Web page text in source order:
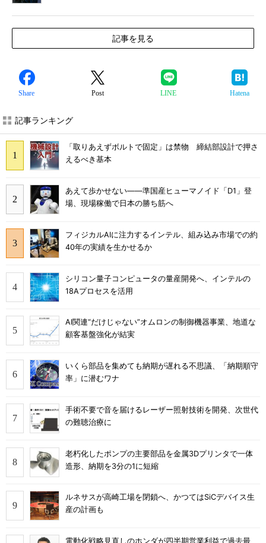
記事を見る
Share Post LINE Hatena
記事ランキング
「取りあえずボルトで固定」は禁物 締結部設計で押さ
えるべき基本
あえて歩かせない――準国産ヒューマノイド「D1」登
場、現場稼働で日本の勝ち筋へ
フィジカルAIに注力するインテル、組み込み市場での約
40年の実績を生かせるか
シリコン量子コンピュータの量産開発へ、インテルの
18Aプロセスを活用
AI関連“だけじゃない”オムロンの制御機器事業、地道な
顧客基盤強化が結実
いくら部品を集めても納期が遅れる不思議、「納期順守
率」に潜むワナ
手術不要で音を届けるレーザー照射技術を開発、次世代
の難聴治療に
老朽化したポンプの主要部品を金属3Dプリンタで一体
造形、納期を3分の1に短縮
ルネサスが高崎工場を閉鎖へ、かつてはSiCデバイス生
産の計画も
電動化戦略見直しのホンダが四半期営業利益で過去最